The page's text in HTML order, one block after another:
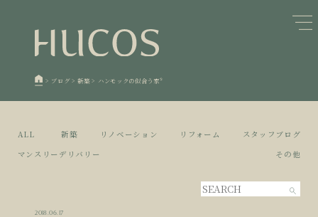
日本森林と循環
欧州住宅の文化と日本の現在地
廃棄物について知る
5 空き家とリノベーション
1 蓄熱するパッシブデザイン
2 自然素材の温もりと快適性を実現
活かすリノベーション
> ブログ>新築 > ハンモックの似合う家*
ALL 新築 リノベーション リフォーム
スタッフブログ
マンスリーデリバリー
その他
2018.06.17